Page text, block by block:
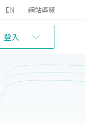
EN 網站導覽
登入